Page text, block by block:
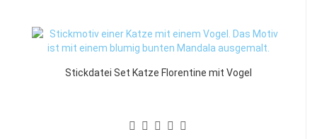
Stickdatei Set Katze Florentine mit Vogel